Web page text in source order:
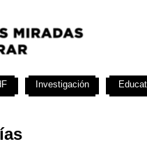
Investigación